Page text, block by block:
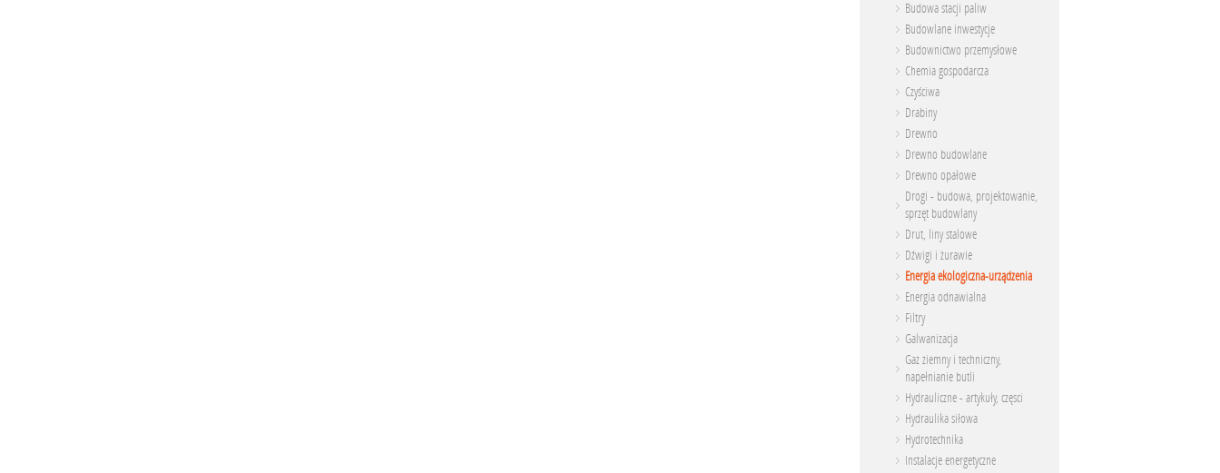
Budowa stacji paliw
Budowlane inwestycje
Budownictwo przemysłowe
Chemia gospodarcza
Czyściwa
Drabiny
Drewno
Drewno budowlane
Drewno opałowe
Drogi - budowa, projektowanie,
sprzęt budowlany
Drut, liny stalowe
Dźwigi i żurawie
Energia ekologiczna-urządzenia
Energia odnawialna
Filtry
Galwanizacja
Gaz ziemny i techniczny,
napełnianie butli
Hydrauliczne - artykuły, częsci
Hydraulika siłowa
Hydrotechnika
Instalacje energetyczne